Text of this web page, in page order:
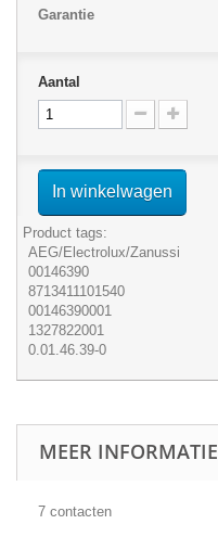
Garantie
Aantal
In winkelwagen
Product tags:
AEG/Electrolux/Zanussi
00146390
8713411101540
00146390001
1327822001
0.01.46.39-0
MEER INFORMATIE
7 contacten